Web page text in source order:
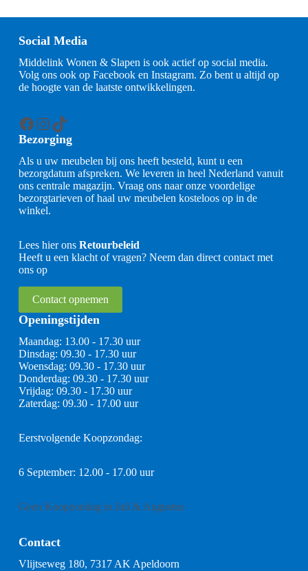
Social Media
Middelink Wonen & Slapen is ook actief op social media.
Volg ons ook op Facebook en Instagram. Zo bent u altijd op
de hoogte van de laatste ontwikkelingen.
Facebook
Instagram
TikTok
Bezorging
Als u uw meubelen bij ons heeft besteld, kunt u een
bezorgdatum afspreken. We leveren in heel Nederland vanuit
ons centrale magazijn. Vraag ons naar onze voordelige
bezorgtarieven of haal uw meubelen kosteloos op in de
winkel.
Lees hier ons Retourbeleid
Heeft u een klacht of vragen? Neem dan direct contact met
ons op
Contact opnemen
Openingstijden
Maandag: 13.00 - 17.30 uur
Dinsdag: 09.30 - 17.30 uur
Woensdag: 09.30 - 17.30 uur
Donderdag: 09.30 - 17.30 uur
Vrijdag: 09.30 - 17.30 uur
Zaterdag: 09.30 - 17.00 uur
Eerstvolgende Koopzondag:
6 September: 12.00 - 17.00 uur
Geen Koopzondag in Juli & Augustus
Contact
Vlijtseweg 180, 7317 AK Apeldoorn